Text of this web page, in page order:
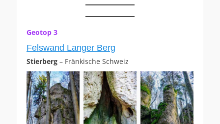
Geotop 3
Felswand Langer Berg
Stierberg – Fränkische Schweiz